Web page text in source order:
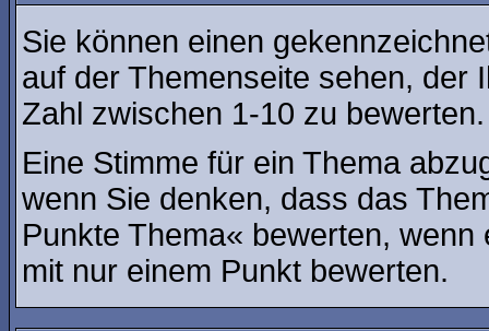
Sie können einen
auf der Themenseite sehen, der
Zahl zwischen 1-10 zu bewerten.
Eine Stimme für ein Thema
wenn Sie denken, dass das
Punkte Thema« bewerten,
mit nur einem Punkt bewerten.